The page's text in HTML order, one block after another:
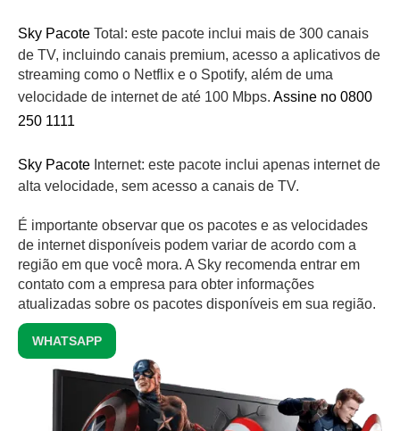
Sky Pacote Total: este pacote inclui mais de 300 canais
de TV, incluindo canais premium, acesso a aplicativos de
streaming como o Netflix e o Spotify, além de uma
velocidade de internet de até 100 Mbps. Assine no 0800
250 1111
Sky Pacote Internet: este pacote inclui apenas internet de
alta velocidade, sem acesso a canais de TV.
É importante observar que os pacotes e as velocidades
de internet disponíveis podem variar de acordo com a
região em que você mora. A Sky recomenda entrar em
contato com a empresa para obter informações
atualizadas sobre os pacotes disponíveis em sua região.
WHATSAPP